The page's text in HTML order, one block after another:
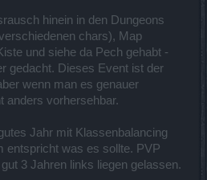
hinein in den Dungeons
chars), Map
und siehe da Pech gehabt -
gedacht. Dieses Event ist der
wenn man es genauer
anders vorhersehbar.
Jahr mit Klassenbalancing
entspricht was es sollte. PVP
3 Jahren links liegen gelassen.